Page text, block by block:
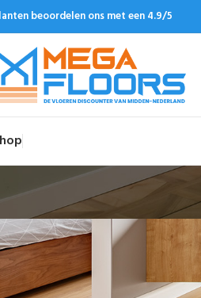
beoordelen ons met een 4.9/5